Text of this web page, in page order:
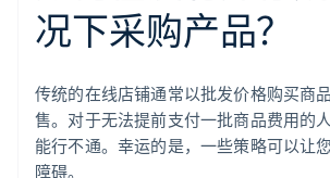
况下采购产品？
传统的在线店铺通常以批发价格购买商
售。对于无法提前支付一批商品费用的
能行不通。幸运的是，一些策略可以让
障碍。